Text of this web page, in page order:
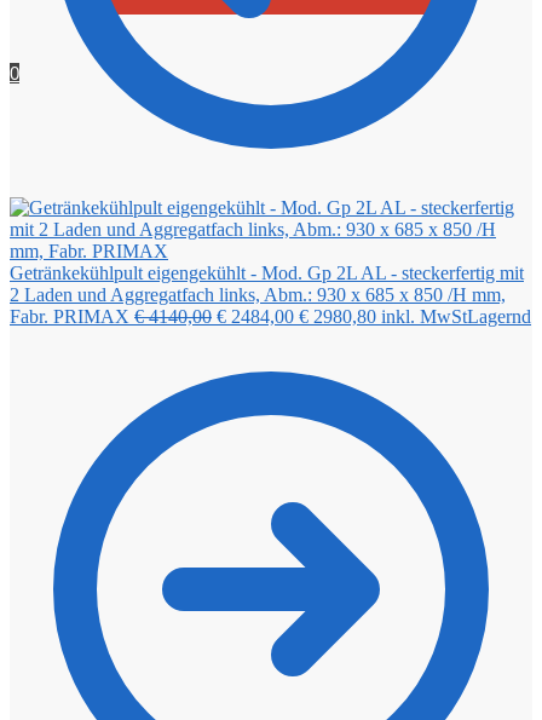
0
Getränkekühlpult eigengekühlt - Mod. Gp 2L AL - steckerfertig mit
2 Laden und Aggregatfach links, Abm.: 930 x 685 x 850 /H mm,
Fabr. PRIMAX €4140,00 Ursprünglicher
€ 4140,00
€ 2484,00Aktueller
€ 2484,00.
€ 2980,80 inkl. MwStLagernd